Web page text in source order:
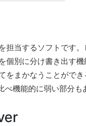
担当するソフトです
個別に分け書き出す
をまかなうことがで
べ機能的に弱い部分